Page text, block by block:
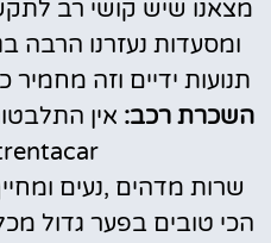
מצאנו שיש קושי רב
ומסעדות נעזרנו הרבה
תנועות ידיים וזה
השכרת רכב: אין
!!!
שרות מדהים ,נעים
הכי טובים בפער גדול